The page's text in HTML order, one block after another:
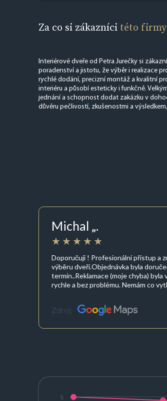
Za co si zákazníci této
Interiérové dveře od Petra Jurečky si
poradenství a jistotu, že výběr i realizace
rychlé dodání, precizní montáž a kvalitní
interiéru a působí esteticky i funkčně.
jednání a schopnost dodat zakázku v
důvěru pečlivostí, zkušenostmi a
Michal „.
Doporučuji ! Profesionální přístup a
výběru dveří.Objednávka byla
termín..Reklamace (moje chyba) byla
rychle a bez problému. Nemám co
Zdroj:
5